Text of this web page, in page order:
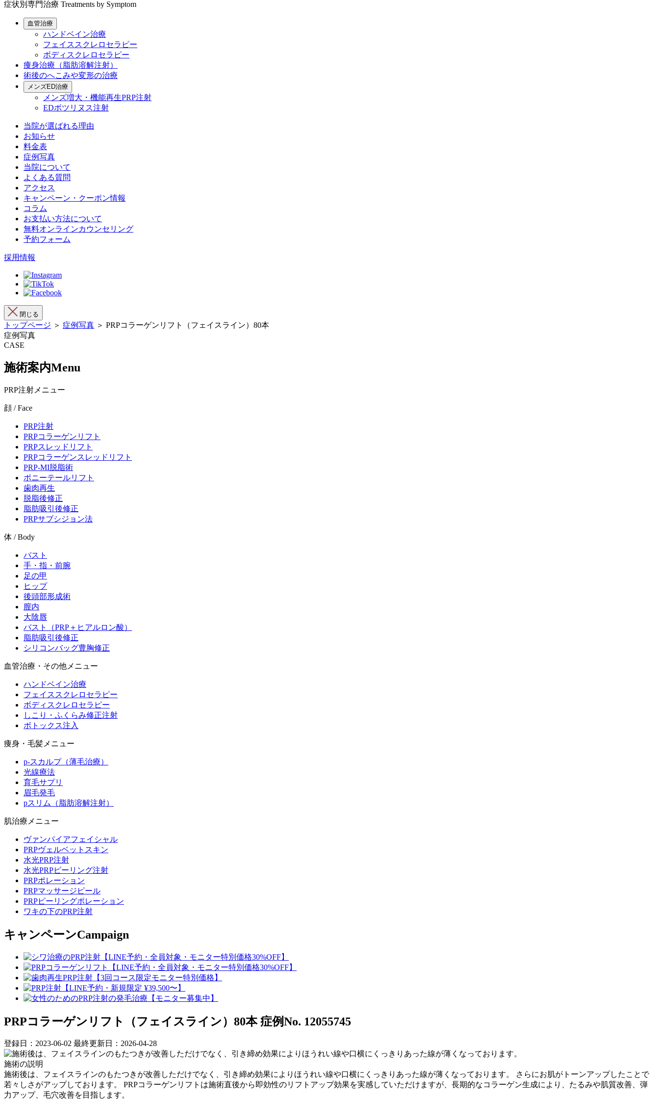
症状別専門治療 Treatments by Symptom
血管治療
ハンドベイン治療
フェイススクレロセラピー
ボディスクレロセラピー
痩身治療（脂肪溶解注射）
術後のへこみや変形の治療
メンズED治療
メンズ増大・機能再生PRP注射
EDボツリヌス注射
当院が選ばれる理由
お知らせ
料金表
症例写真
当院について
よくある質問
アクセス
キャンペーン・クーポン情報
コラム
お支払い方法について
無料オンラインカウンセリング
予約フォーム
採用情報
閉じる
トップページ ＞ 症例写真 ＞ PRPコラーゲンリフト（フェイスライン）80本
症例写真
CASE
施術案内Menu
PRP注射メニュー
顔 / Face
PRP注射
PRPコラーゲンリフト
PRPスレッドリフト
PRPコラーゲンスレッドリフト
PRP-MI脱脂術
ポニーテールリフト
歯肉再生
脱脂後修正
脂肪吸引後修正
PRPサブシジョン法
体 / Body
バスト
手・指・前腕
足の甲
ヒップ
後頭部形成術
膣内
大陰唇
バスト（PRP＋ヒアルロン酸）
脂肪吸引後修正
シリコンバッグ豊胸修正
血管治療・その他メニュー
ハンドベイン治療
フェイススクレロセラピー
ボディスクレロセラピー
しこり・ふくらみ修正注射
ボトックス注入
痩身・毛髪メニュー
p-スカルプ（薄毛治療）
光線療法
育毛サプリ
眉毛発毛
pスリム（脂肪溶解注射）
肌治療メニュー
ヴァンパイアフェイシャル
PRPヴェルベットスキン
水光PRP注射
水光PRPピーリング注射
PRPポレーション
PRPマッサージピール
PRPピーリングポレーション
ワキの下のPRP注射
キャンペーンCampaign
PRPコラーゲンリフト（フェイスライン）80本 症例No. 12055745
登録日：2023-06-02 最終更新日：2026-04-28
施術の説明
施術後は、フェイスラインのもたつきが改善しただけでなく、引き締め効果によりほうれい線や口横にくっきりあった線が薄くなっております。 さらにお肌がトーンアップしたことで
若々しさがアップしております。 PRPコラーゲンリフトは施術直後から即効性のリフトアップ効果を実感していただけますが、長期的なコラーゲン生成により、たるみや肌質改善、弾
力アップ、毛穴改善を目指します。